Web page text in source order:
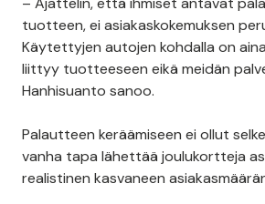
tuotteen, ei asiakaskokemuksen
Käytettyjen autojen kohdalla on
liittyy tuotteeseen eikä meidän
Hanhisuanto sanoo.
Palautteen keräämiseen ei ollut
vanha tapa lähettää joulukortteja
realistinen kasvaneen